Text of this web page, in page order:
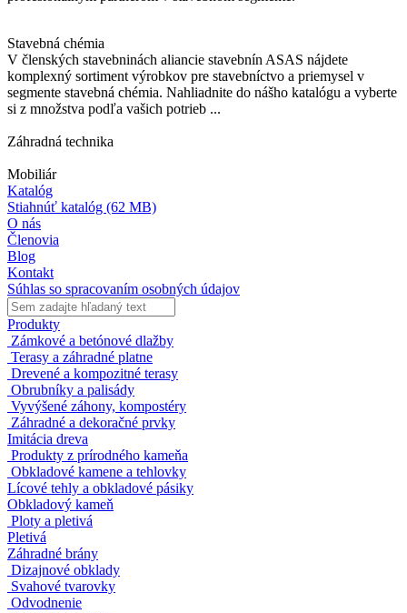
Stavebná chémia
V členských stavebninách aliancie stavebnín ASAS nájdete
komplexný sortiment výrobkov pre stavebníctvo a priemysel v
segmente stavebná chémia. Nahliadnite do nášho katalógu a vyberte
si z množstva podľa vašich potrieb ...
Záhradná technika
Mobiliár
Katalóg
Stiahnúť katalóg (62 MB)
O nás
Členovia
Blog
Kontakt
Súhlas so spracovaním osobných údajov
Produkty
Zámkové a betónové dlažby
Terasy a záhradné platne
Drevené a kompozitné terasy
Obrubníky a palisády
Vyvýšené záhony, kompostéry
Záhradné a dekoračné prvky
Imitácia dreva
Produkty z prírodného kameňa
Obkladové kamene a tehlovky
Lícové tehly a obkladové pásiky
Obkladový kameň
Ploty a pletivá
Pletivá
Záhradné brány
Dizajnové obklady
Svahové tvarovky
Odvodnenie